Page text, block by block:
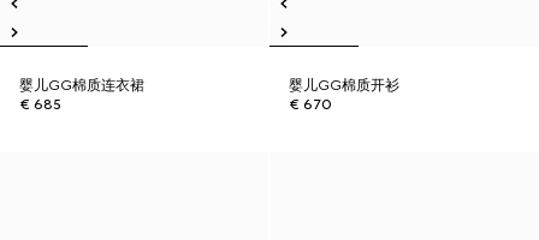
婴儿GG棉质连衣裙
€ 685
婴儿GG棉质开衫
€ 670